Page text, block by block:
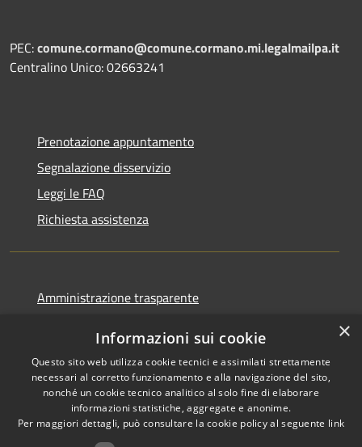
PEC:comune.cormano@comune.cormano.mi.legalmailpa.it
Centralino Unico: 02663241
Prenotazione appuntamento
Segnalazione disservizio
Leggi le FAQ
Richiesta assistenza
Amministrazione trasparente
Dichiarazione di accessibilità
×
Informazioni sui cookie
Questo sito web utilizza cookie tecnici e assimilati strettamente
necessari al corretto funzionamento e alla navigazione del sito,
nonché un cookie tecnico analitico al solo fine di elaborare
informazioni statistiche, aggregate e anonime.
Per maggiori dettagli, può consultare la cookie policy al seguente link